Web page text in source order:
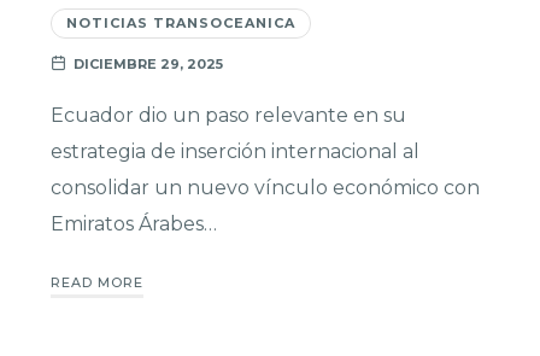
NOTICIAS TRANSOCEANICA
DICIEMBRE 29, 2025
Ecuador dio un paso relevante en su
estrategia de inserción internacional al
consolidar un nuevo vínculo económico con
Emiratos Árabes…
READ MORE